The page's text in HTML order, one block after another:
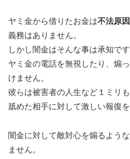
ヤミ金から借りたお金は不法原
義務はありません。
しかし闇金はそんな事は承知です
ヤミ金の電話を無視したり、煽
けません。
彼らは被害者の人生など１ミリも
舐めた相手に対して激しい報復を
闇金に対して敵対心を煽るよう
ません。